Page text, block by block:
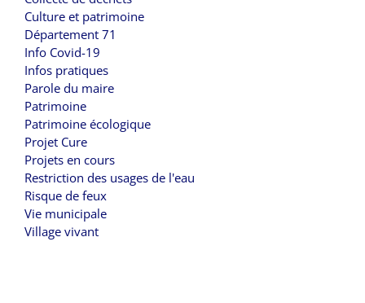
Culture et patrimoine
Département 71
Info Covid-19
Infos pratiques
Parole du maire
Patrimoine
Patrimoine écologique
Projet Cure
Projets en cours
Restriction des usages de l'eau
Risque de feux
Vie municipale
Village vivant